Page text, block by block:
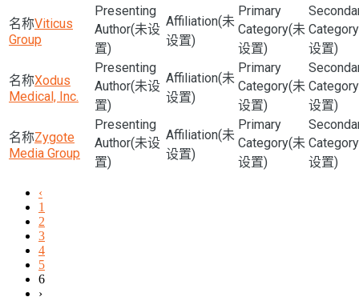
Viticus
Group
(未设
置)
(未
设置)
(未
设置)
设置)
Xodus
Medical, Inc.
(未设
置)
(未
设置)
(未
设置)
设置)
Zygote
Media Group
(未设
置)
(未
设置)
(未
设置)
设置)
‹
1
2
3
4
5
6
›